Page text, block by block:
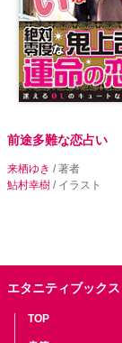
前途多難な恋占い
来栖ゆき / 著者
鮎村幸樹 / イラスト
エタニティブックス
TOP